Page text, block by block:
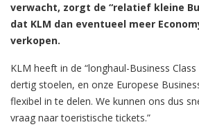
verwacht, zorgt de “relatief kleine
dat KLM dan eventueel meer
verkopen.
KLM heeft in de “longhaul-Business
dertig stoelen, en onze Europese
flexibel in te delen. We kunnen ons dus
vraag naar toeristische tickets.”